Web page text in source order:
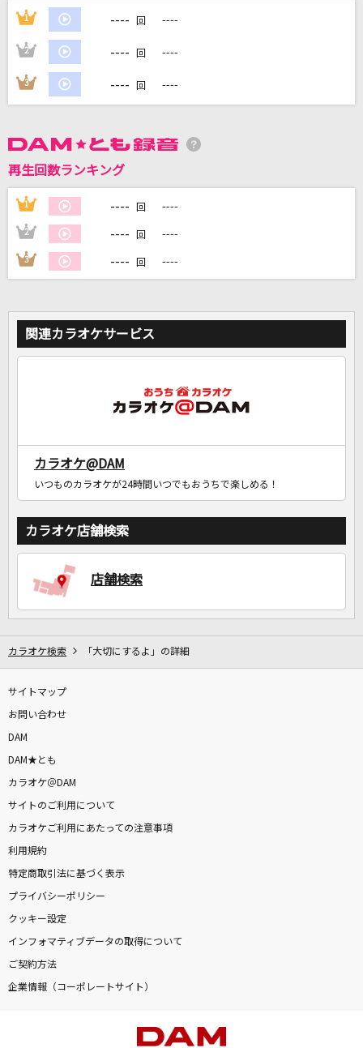
カラオケをもっと楽しもう！
自宅でカラオケ歌い放題！
1 ---- 回 ----
2 ---- 回 ----
3 ---- 回 ----
再生回数ランキング
1 ---- 回 ----
2 ---- 回 ----
3 ---- 回 ----
関連カラオケサービス
カラオケ@DAM
いつものカラオケが24時間いつでもおうちで楽しめる！
カラオケ店舗検索
店舗検索
カラオケ検索 「大切にするよ」の詳細
サイトマップ
お問い合わせ
DAM
DAM★とも
カラオケ＠DAM
サイトのご利用について
カラオケご利用にあたっての注意事項
利用規約
特定商取引法に基づく表示
プライバシーポリシー
クッキー設定
インフォマティブデータの取得について
ご契約方法
企業情報（コーポレートサイト）